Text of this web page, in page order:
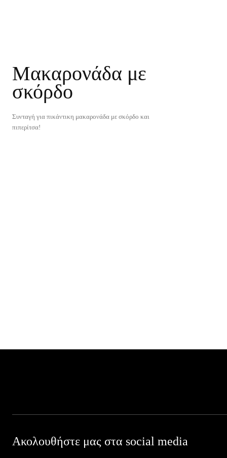
Μακαρoνάδα με
σκόρδο
Συνταγή για πικάντικη μακαρονάδα με σκόρδο και
πιπερίτσα!
Ακολουθήστε μας στα social media